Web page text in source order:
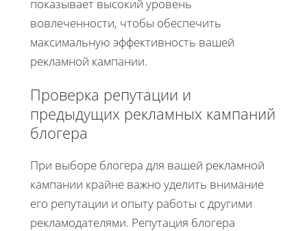
показывает высокий уровень
вовлеченности, чтобы обеспечить
максимальную эффективность вашей
рекламной кампании.
Проверка репутации и
предыдущих рекламных кампаний
блогера
При выборе блогера для вашей рекламной
кампании крайне важно уделить внимание
его репутации и опыту работы с другими
рекламодателями. Репутация блогера